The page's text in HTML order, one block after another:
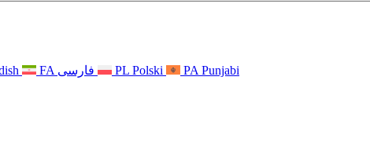
FA فارسی PL Polski PA Punjabi